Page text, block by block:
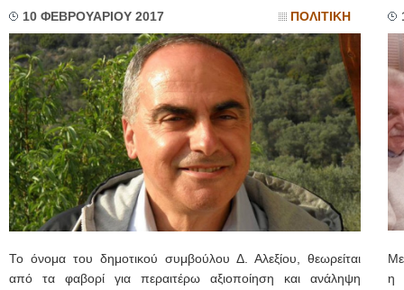
10 ΦΕΒΡΟΥΑΡΙΟΥ 2017 ΠΟΛΙΤΙΚΗ
Το όνομα του δημοτικού συμβούλου Δ. Αλεξίου, θεωρείται
από τα φαβορί για περαιτέρω αξιοποίηση και ανάληψη
η